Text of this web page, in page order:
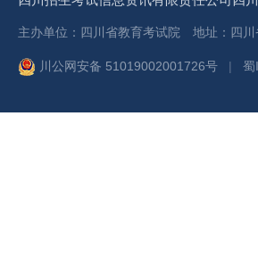
主办单位：四川省教育考试院 地址：四
川公网安备 51019002001726号 | 蜀